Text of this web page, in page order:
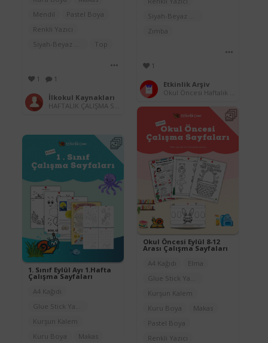
Zımba
1
Etkinlik Arşiv
Mendil
Pastel Boya
Renkli Yazıcı
Top
1 1
İlkokul Kaynakları
Okul Öncesi Eylül 8-12
Arası Çalışma Sayfaları
A4 Kağıdı
Elma
Kurşun Kalem
Kuru Boya
Makas
Pastel Boya
Renkli Yazıcı
1. Sınıf Eylül Ayı 1.Hafta
Çalışma Sayfaları
A4 Kağıdı
Kurşun Kalem
Kuru Boya
Makas